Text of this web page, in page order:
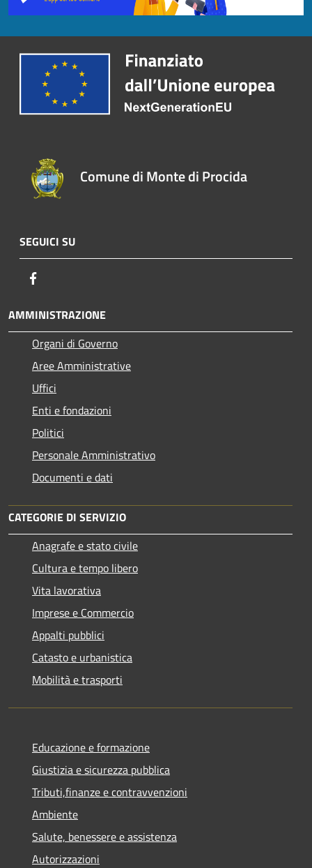
Comune di Monte di Procida
SEGUICI SU
AMMINISTRAZIONE
Organi di Governo
Aree Amministrative
Uffici
Enti e fondazioni
Politici
Personale Amministrativo
Documenti e dati
CATEGORIE DI SERVIZIO
Anagrafe e stato civile
Cultura e tempo libero
Vita lavorativa
Imprese e Commercio
Appalti pubblici
Catasto e urbanistica
Mobilità e trasporti
Educazione e formazione
Giustizia e sicurezza pubblica
Tributi,finanze e contravvenzioni
Ambiente
Salute, benessere e assistenza
Autorizzazioni